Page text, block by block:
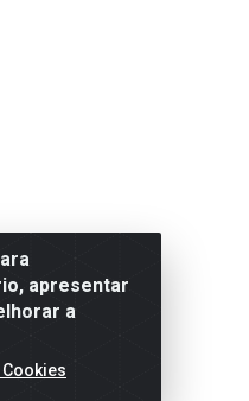
apresentar
a